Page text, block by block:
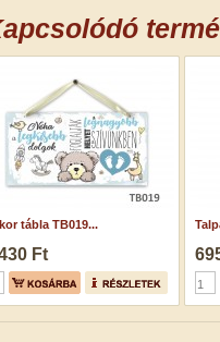
tábla TB019...
Ft